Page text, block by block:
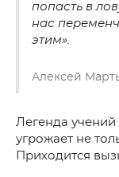
попасть в
нас
этим».
Алексей
Легенда
угрожает не
Приходится